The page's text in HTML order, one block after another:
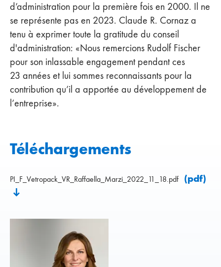
d’administration pour la première fois en 2000. Il ne
se représente pas en 2023. Claude R. Cornaz a
tenu à exprimer toute la gratitude du conseil
d'administration: «Nous remercions Rudolf Fischer
pour son inlassable engagement pendant ces
23 années et lui sommes reconnaissants pour la
contribution qu’il a apportée au développement de
l’entreprise».
Téléchargements
PI_F_Vetropack_VR_Raffaella_Marzi_2022_11_18.pdf (pdf)